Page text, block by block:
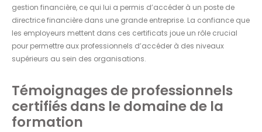
gestion financière, ce qui lui a permis d’accéder à un poste de
directrice financière dans une grande entreprise. La confiance que
les employeurs mettent dans ces certificats joue un rôle crucial
pour permettre aux professionnels d’accéder à des niveaux
supérieurs au sein des organisations.
Témoignages de professionnels
certifiés dans le domaine de la
formation